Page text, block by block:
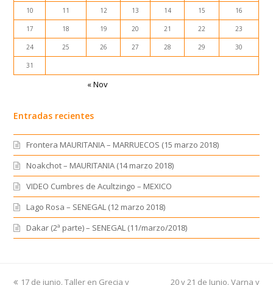
10 11 12 13 14 15 16
17 18 19 20 21 22 23
24 25 26 27 28 29 30
31
« Nov
Entradas recientes
Frontera MAURITANIA – MARRUECOS (15 marzo 2018)
Noakchot – MAURITANIA (14 marzo 2018)
VIDEO Cumbres de Acultzingo – MEXICO
Lago Rosa – SENEGAL (12 marzo 2018)
Dakar (2ª parte) – SENEGAL (11/marzo/2018)
previous
17 de junio. Taller en Grecia y next
20 y 21 de Junio. Varna y